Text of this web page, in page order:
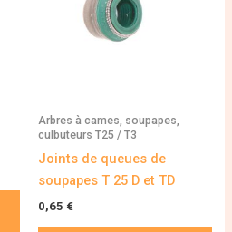
Arbres à cames, soupapes,
culbuteurs T25 / T3
Joints de queues de
soupapes T 25 D et TD
0,65 €